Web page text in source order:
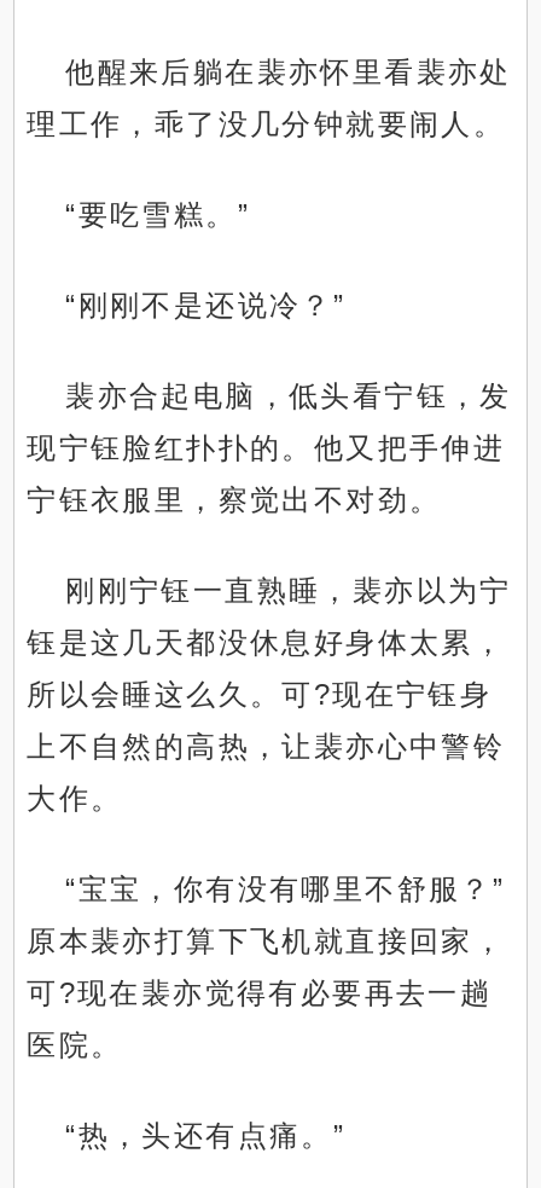
他醒来后躺在裴亦怀里看裴亦处
理工作，乖了没几分钟就要闹人。
“要吃雪糕。”
“刚刚不是还说冷？”
裴亦合起电脑，低头看宁钰，发
现宁钰脸红扑扑的。他又把手伸进
宁钰衣服里，察觉出不对劲。
刚刚宁钰一直熟睡，裴亦以为宁
钰是这几天都没休息好身体太累，
所以会睡这么久。可?现在宁钰身
上不自然的高热，让裴亦心中警铃
大作。
“宝宝，你有没有哪里不舒服？”
原本裴亦打算下飞机就直接回家，
可?现在裴亦觉得有必要再去一趟
医院。
“热，头还有点痛。”